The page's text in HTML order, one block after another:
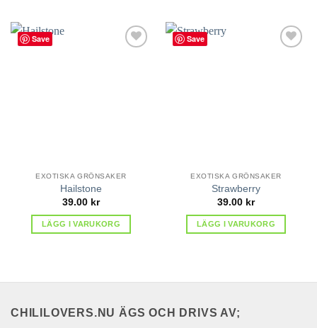
Save
EXOTISKA GRÖNSAKER
Hailstone
39.00 kr
LÄGG I VARUKORG
Save
EXOTISKA GRÖNSAKER
Strawberry
39.00 kr
LÄGG I VARUKORG
CHILILOVERS.NU ÄGS OCH DRIVS AV;